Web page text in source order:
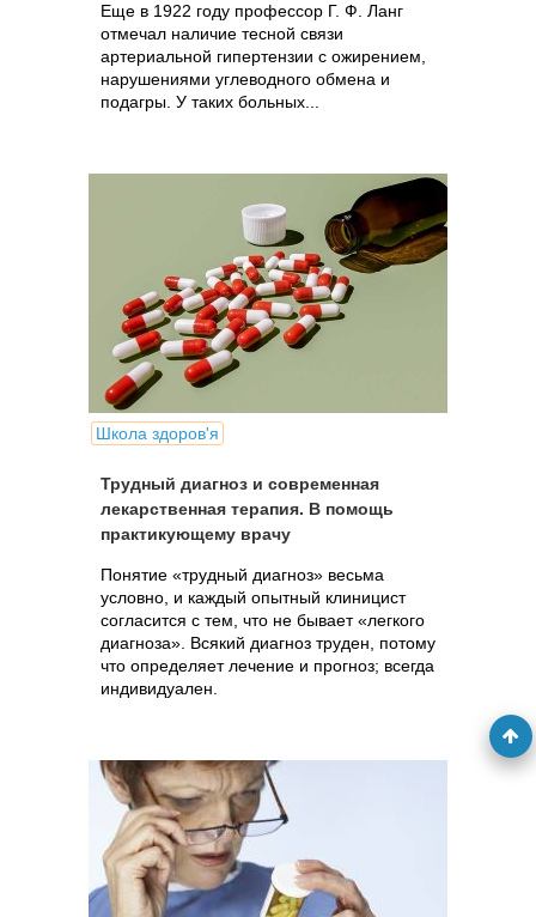
Еще в 1922 году профессор Г. Ф. Ланг
отмечал наличие тесной связи
артериальной гипертензии с ожирением,
нарушениями углеводного обмена и
подагры. У таких больных...
Школа здоров'я
Трудный диагноз и современная
лекарственная терапия. В помощь
практикующему врачу
Понятие «трудный диагноз» весьма
условно, и каждый опытный клиницист
согласится с тем, что не бывает «легкого
диагноза». Всякий диагноз труден, потому
что определяет лечение и прогноз; всегда
индивидуален.